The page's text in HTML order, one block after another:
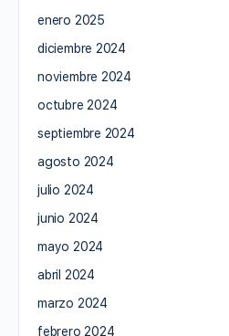
enero 2025
diciembre 2024
noviembre 2024
octubre 2024
septiembre 2024
agosto 2024
julio 2024
junio 2024
mayo 2024
abril 2024
marzo 2024
febrero 2024